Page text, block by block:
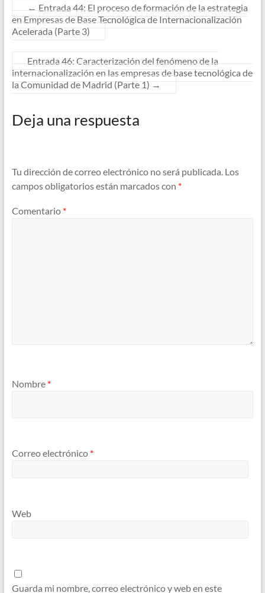
← Entrada 44: El proceso de formación de la estrategia
en Empresas de Base Tecnológica de Internacionalización
Acelerada (Parte 3)
Entrada 46: Caracterización del fenómeno de la
internacionalización en las empresas de base tecnológica de
la Comunidad de Madrid (Parte 1) →
Deja una respuesta
Tu dirección de correo electrónico no será publicada. Los
campos obligatorios están marcados con *
Comentario *
Nombre *
Correo electrónico *
Web
Guarda mi nombre, correo electrónico y web en este